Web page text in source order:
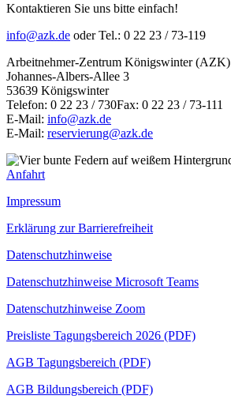
Kontaktieren Sie uns bitte einfach!
info@azk.de oder Tel.: 0 22 23 / 73-119
Arbeitnehmer-Zentrum Königswinter (AZK)
Johannes-Albers-Allee 3
53639 Königswinter
Telefon: 0 22 23 / 730Fax: 0 22 23 / 73-111
E-Mail: info@azk.de
E-Mail: reservierung@azk.de
Anfahrt
Impressum
Erklärung zur Barrierefreiheit
Datenschutzhinweise
Datenschutzhinweise Microsoft Teams
Datenschutzhinweise Zoom
Preisliste Tagungsbereich 2026 (PDF)
AGB Tagungsbereich (PDF)
AGB Bildungsbereich (PDF)